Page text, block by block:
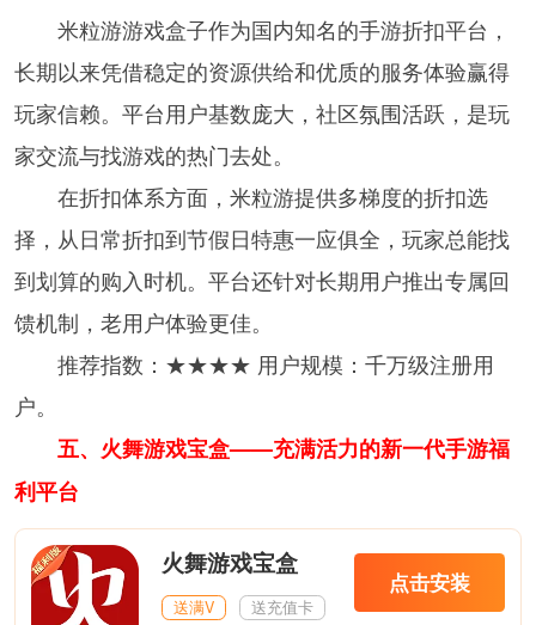
米粒游游戏盒子作为国内知名的手游折扣平台，
长期以来凭借稳定的资源供给和优质的服务体验赢得
玩家信赖。平台用户基数庞大，社区氛围活跃，是玩
家交流与找游戏的热门去处。
在折扣体系方面，米粒游提供多梯度的折扣选
择，从日常折扣到节假日特惠一应俱全，玩家总能找
到划算的购入时机。平台还针对长期用户推出专属回
馈机制，老用户体验更佳。
推荐指数：★★★★ 用户规模：千万级注册用
户。
五、火舞游戏宝盒——充满活力的新一代手游福
利平台
火舞游戏宝盒
送满V 送充值卡
点击安装